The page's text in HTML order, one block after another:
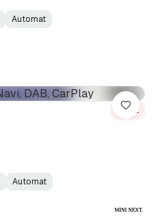
Automat
Solgt
Automat
Lagre